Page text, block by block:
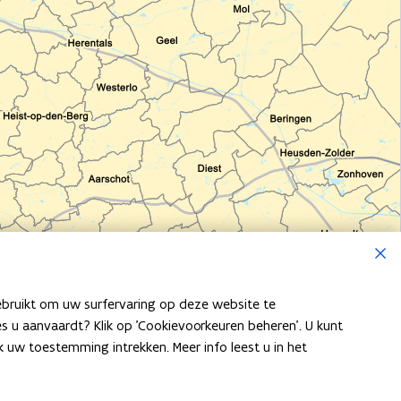
om uw surfervaring op deze website te
aanvaardt? Klik op 'Cookievoorkeuren beheren'. U kunt
toestemming intrekken. Meer info leest u in het